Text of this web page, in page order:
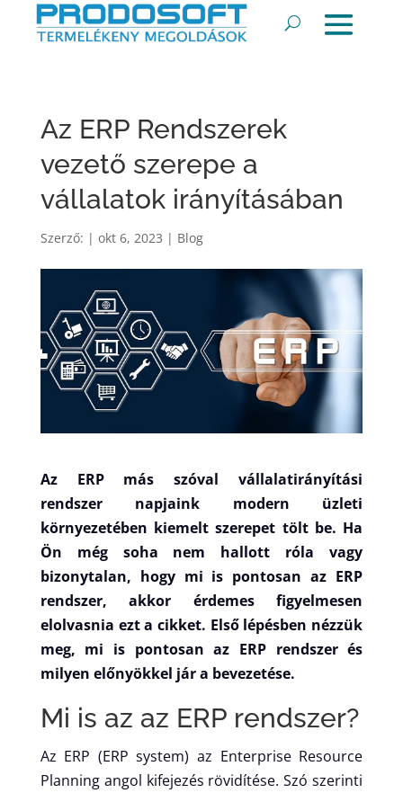
Az ERP Rendszerek
vezető szerepe a
vállalatok irányításában
Szerző: | okt 6, 2023 | Blog
Az ERP más szóval vállalatirányítási
rendszer napjaink modern üzleti
környezetében kiemelt szerepet tölt be. Ha
Ön még soha nem hallott róla vagy
bizonytalan, hogy mi is pontosan az ERP
rendszer, akkor érdemes figyelmesen
elolvasnia ezt a cikket. Első lépésben nézzük
meg, mi is pontosan az ERP rendszer és
milyen előnyökkel jár a bevezetése.
Mi is az az ERP rendszer?
Az ERP (ERP system) az Enterprise Resource
Planning angol kifejezés rövidítése. Szó szerinti